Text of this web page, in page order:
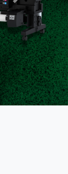
Next